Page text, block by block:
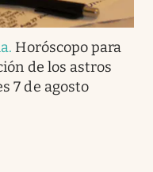
. Horóscopo para
de los astros
7 de agosto